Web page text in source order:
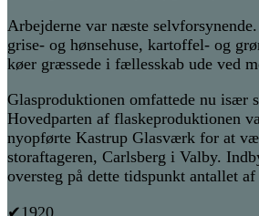
Arbejderne var næste
grise- og hønsehuse, kartoffel- og
køer græssede i fællesskab ude ved
Glasproduktionen omfattede nu især
Hovedparten af flaskeproduktionen
nyopførte Kastrup Glasværk for at
storaftageren, Carlsberg i Valby.
oversteg på dette tidspunkt antallet
✔1920